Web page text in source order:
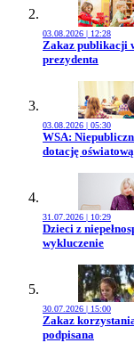
03.08.2026 | 12:28
Przejdź do
Zakaz publikacji
prezydenta
03.08.2026 | 05:30
Przejdź do
WSA:
dotację oświatową
31.07.2026 | 10:29
Przejdź do
Dzieci z
wykluczenie
30.07.2026 | 15:00
Przejdź do
Zakaz
podpisana